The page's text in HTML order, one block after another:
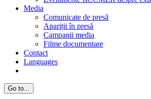
Media
Comunicate de presă
Apariții în presă
Campanii media
Filme documentare
Contact
Languages
Go to...